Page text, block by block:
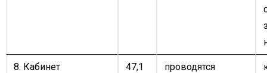
8. Кабинет
47,1
проводятся